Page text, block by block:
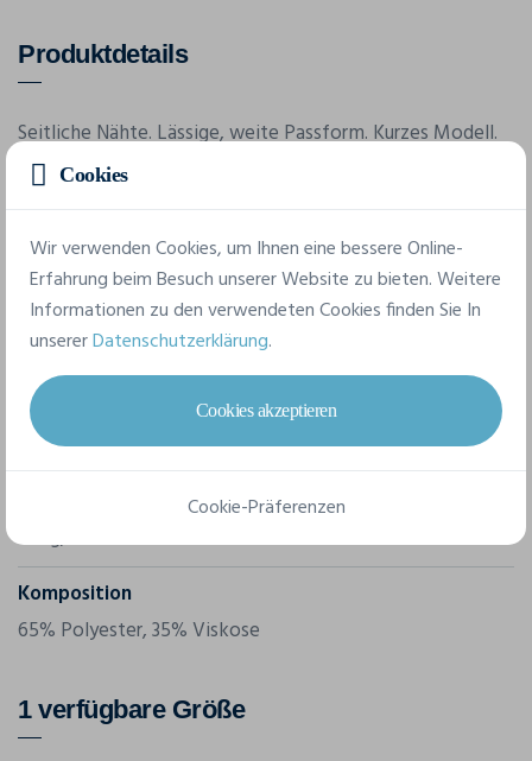
Produktdetails
Seitliche Nähte. Lässige, weite Passform. Kurzes Modell.
Ablösbares Etikett.
Merkmale
Marke
Referenz
8882
125 g/m²
Komposition
65% Polyester, 35% Viskose
1 verfügbare Größe
Cookies
Wir verwenden Cookies, um Ihnen eine bessere Online-
Erfahrung beim Besuch unserer Website zu bieten. Weitere
Informationen zu den verwendeten Cookies finden Sie In
unsererDatenschutzerklärung.
Cookies akzeptieren
Cookie-Präferenzen